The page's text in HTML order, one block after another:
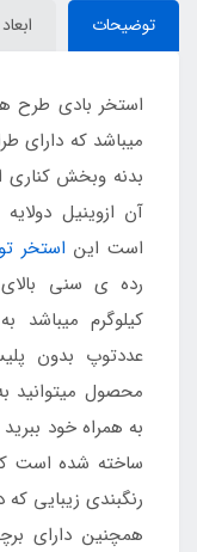
توضیحات
استخر بادی طرح
میباشد که دارای
بدنه وبخش
آن ازوینیل
است این استخر
عددتوپ بدون
محصول میتوانید
به همراه خود
ساخته شده است
رنگبندی زیبایی که
همچنین دارای